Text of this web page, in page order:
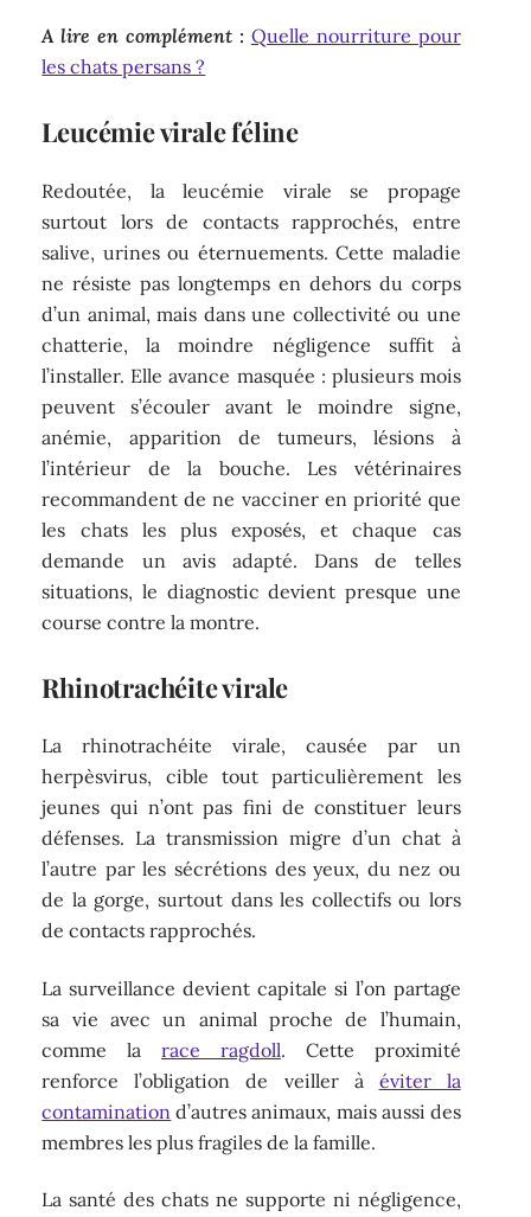
A lire en complément : Quelle nourriture pour
les chats persans ?
Leucémie virale féline
Redoutée, la leucémie virale se propage
surtout lors de contacts rapprochés, entre
salive, urines ou éternuements. Cette maladie
ne résiste pas longtemps en dehors du corps
d’un animal, mais dans une collectivité ou une
chatterie, la moindre négligence suffit à
l’installer. Elle avance masquée : plusieurs mois
peuvent s’écouler avant le moindre signe,
anémie, apparition de tumeurs, lésions à
l’intérieur de la bouche. Les vétérinaires
recommandent de ne vacciner en priorité que
les chats les plus exposés, et chaque cas
demande un avis adapté. Dans de telles
situations, le diagnostic devient presque une
course contre la montre.
Rhinotrachéite virale
La rhinotrachéite virale, causée par un
herpèsvirus, cible tout particulièrement les
jeunes qui n’ont pas fini de constituer leurs
défenses. La transmission migre d’un chat à
l’autre par les sécrétions des yeux, du nez ou
de la gorge, surtout dans les collectifs ou lors
de contacts rapprochés.
La surveillance devient capitale si l’on partage
sa vie avec un animal proche de l’humain,
comme larace ragdoll. Cette proximité
renforce l’obligation de veiller à éviter la
contamination d’autres animaux, mais aussi des
membres les plus fragiles de la famille.
La santé des chats ne supporte ni négligence,